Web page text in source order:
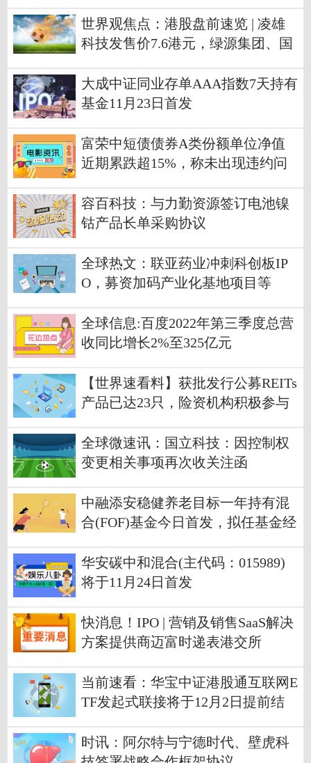
世界观焦点：港股盘前速览 | 凌雄
科技发售价7.6港元，绿源集团、国
大成中证同业存单AAA指数7天持有
基金11月23日首发
富荣中短债债券A类份额单位净值
近期累跌超15%，称未出现违约问
容百科技：与力勤资源签订电池镍
钴产品长单采购协议
全球热文：联亚药业冲刺科创板IP
O，募资加码产业化基地项目等
全球信息:百度2022年第三季度总营
收同比增长2%至325亿元
【世界速看料】获批发行公募REITs
产品已达23只，险资机构积极参与
全球微速讯：国立科技：因控制权
变更相关事项再次收关注函
中融添安稳健养老目标一年持有混
合(FOF)基金今日首发，拟任基金经
华安碳中和混合(主代码：015989)
将于11月24日首发
快消息！IPO | 营销及销售SaaS解决
方案提供商迈富时递表港交所
当前速看：华宝中证港股通互联网E
TF发起式联接将于12月2日提前结
时讯：阿尔特与宁德时代、壁虎科